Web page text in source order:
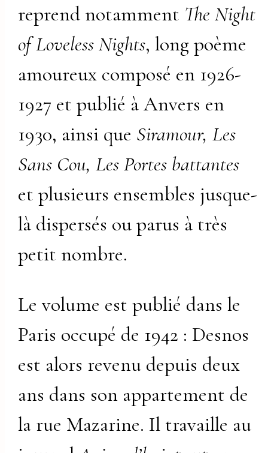
reprend notamment The Night
of Loveless Nights, long poème
amoureux composé en 1926-
1927 et publié à Anvers en
1930, ainsi que Siramour, Les
Sans Cou, Les Portes battantes
et plusieurs ensembles jusque-
là dispersés ou parus à très
petit nombre.
Le volume est publié dans le
Paris occupé de 1942 : Desnos
est alors revenu depuis deux
ans dans son appartement de
la rue Mazarine. Il travaille au